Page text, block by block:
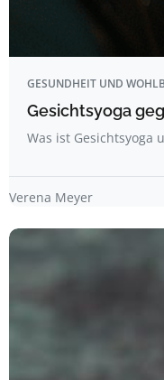
GESUNDHEIT UND
Gesichtsyoga
Was ist Gesichtsyoga
Verena Meyer